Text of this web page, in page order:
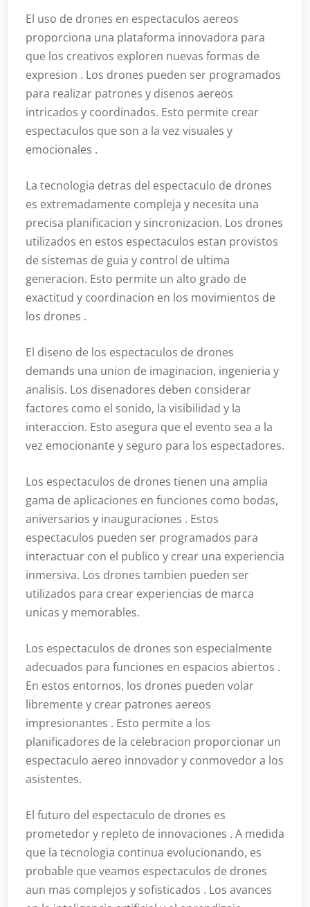
El uso de drones en espectaculos aereos
proporciona una plataforma innovadora para
que los creativos exploren nuevas formas de
expresion . Los drones pueden ser programados
para realizar patrones y disenos aereos
intricados y coordinados. Esto permite crear
espectaculos que son a la vez visuales y
emocionales .
La tecnologia detras del espectaculo de drones
es extremadamente compleja y necesita una
precisa planificacion y sincronizacion. Los drones
utilizados en estos espectaculos estan provistos
de sistemas de guia y control de ultima
generacion. Esto permite un alto grado de
exactitud y coordinacion en los movimientos de
los drones .
El diseno de los espectaculos de drones
demands una union de imaginacion, ingenieria y
analisis. Los disenadores deben considerar
factores como el sonido, la visibilidad y la
interaccion. Esto asegura que el evento sea a la
vez emocionante y seguro para los espectadores.
Los espectaculos de drones tienen una amplia
gama de aplicaciones en funciones como bodas,
aniversarios y inauguraciones . Estos
espectaculos pueden ser programados para
interactuar con el publico y crear una experiencia
inmersiva. Los drones tambien pueden ser
utilizados para crear experiencias de marca
unicas y memorables.
Los espectaculos de drones son especialmente
adecuados para funciones en espacios abiertos .
En estos entornos, los drones pueden volar
libremente y crear patrones aereos
impresionantes . Esto permite a los
planificadores de la celebracion proporcionar un
espectaculo aereo innovador y conmovedor a los
asistentes.
El futuro del espectaculo de drones es
prometedor y repleto de innovaciones . A medida
que la tecnologia continua evolucionando, es
probable que veamos espectaculos de drones
aun mas complejos y sofisticados . Los avances